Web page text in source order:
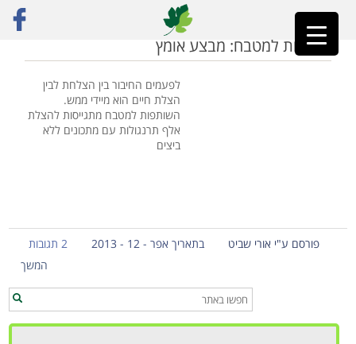
ראשי»בישול בלי ביצים
שותפות למטבח: מבצע אומץ
לפעמים החיבור בין הצלחת לבין
הצלת חיים הוא מיידי ממש.
השותפות למטבח מתגייסות להצלת
אלף תרנגולות עם מתכונים ללא
ביצים
פורסם ע"י אורי שביט בתאריך אפר - 12 - 2013
2 תגובות
המשך